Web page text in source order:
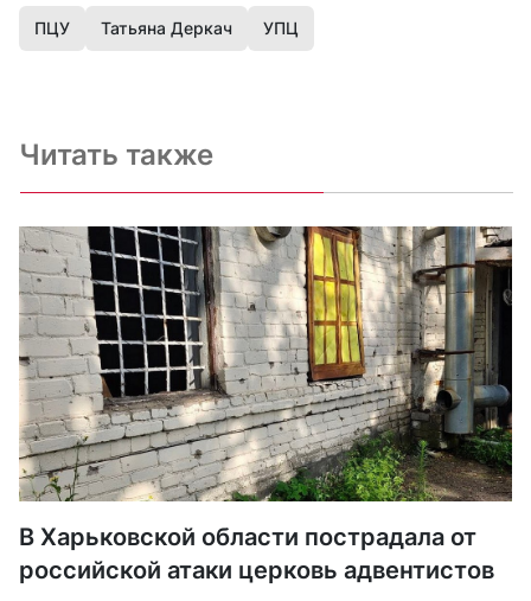
ПЦУ Татьяна Деркач УПЦ
Читать также
В Харьковской области пострадала от
российской атаки церковь адвентистов